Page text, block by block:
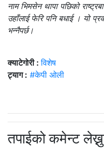
नाम भिमसेन थापा पछिको
उहाँलाई फेरि पनि बधाई । यो
भन्नैपर्छ।
क्याटेगोरी :विशेष
ट्याग : #केपी ओली
तपाईको कमेन्ट